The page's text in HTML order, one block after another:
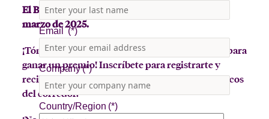
El Beazley Bowler Bus estará en La Jolla el 13 de
marzo de 2025.
¡Tómate un café con leche o lanza un sombrero para
ganar un premio! Inscríbete para registrarte y
recibir información sobre otros eventos específicos
del corredor.